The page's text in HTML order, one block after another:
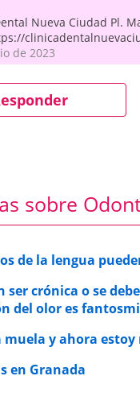
Nueva Ciudad Pl.
de 2023
sobre
de la lengua
ser crónica o se
del olor es
y ahora estoy
en Granada